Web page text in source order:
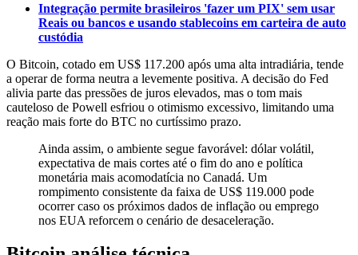
Integração permite brasileiros 'fazer um PIX' sem usar
Reais ou bancos e usando stablecoins em carteira de auto
custódia
O Bitcoin, cotado em US$ 117.200 após uma alta intradiária, tende
a operar de forma neutra a levemente positiva. A decisão do Fed
alivia parte das pressões de juros elevados, mas o tom mais
cauteloso de Powell esfriou o otimismo excessivo, limitando uma
reação mais forte do BTC no curtíssimo prazo.
Ainda assim, o ambiente segue favorável: dólar volátil,
expectativa de mais cortes até o fim do ano e política
monetária mais acomodatícia no Canadá. Um
rompimento consistente da faixa de US$ 119.000 pode
ocorrer caso os próximos dados de inflação ou emprego
nos EUA reforcem o cenário de desaceleração.